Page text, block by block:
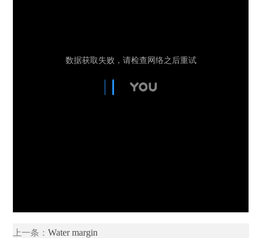
上一条：Water margin